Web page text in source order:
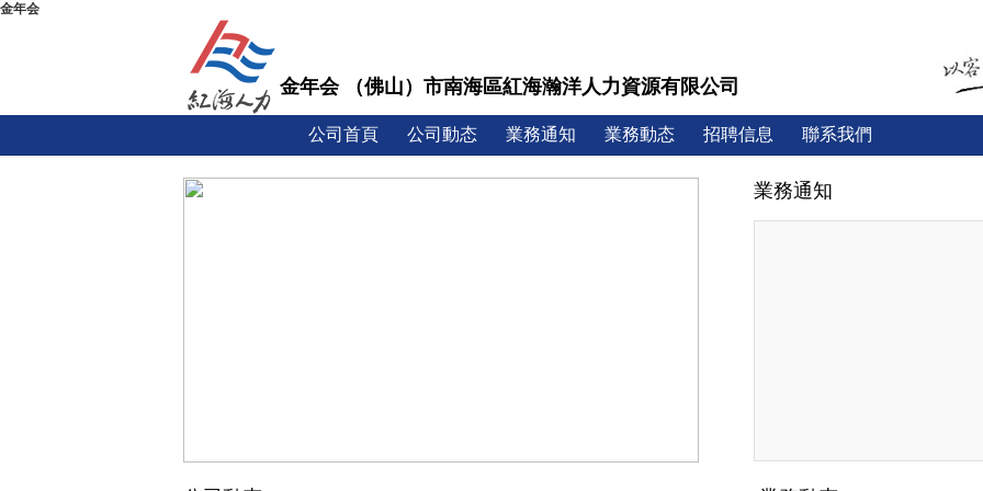
金年会
金年会 （佛山）市南海區紅海瀚洋人力資源有限公司
公司首頁 公司動态 業務通知 業務動态 招聘信息 聯系我們
業務通知